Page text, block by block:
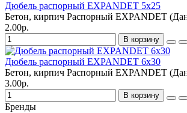
Дюбель распорный EXPANDET 5х25
Бетон, кирпич Распорный EXPANDET
2.00р.
В корзину
Дюбель распорный EXPANDET 6х30
Бетон, кирпич Распорный EXPANDET
3.00р.
В корзину
Бренды